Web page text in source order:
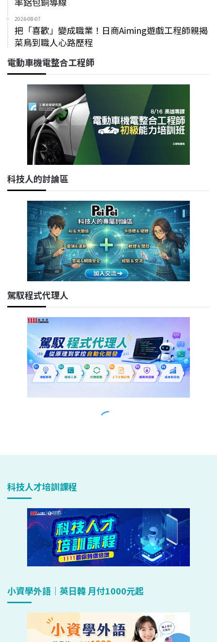
科技人才培訓課程
小資學外語｜英日韓 月付1000元起